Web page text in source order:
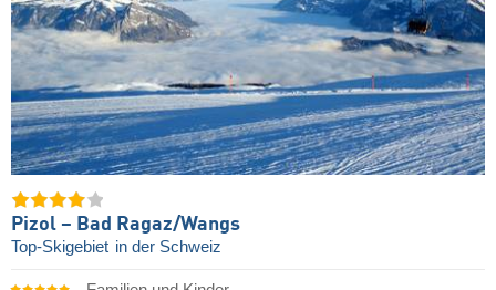
Pizol – Bad Ragaz/​Wangs
Top-Skigebiet in der Schweiz